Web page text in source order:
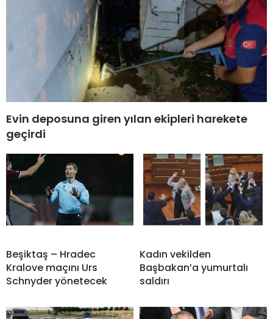
Evin deposuna giren yılan ekipleri harekete
geçirdi
Beşiktaş – Hradec
Kralove maçını Urs
Schnyder yönetecek
Kadın vekilden
Başbakan’a yumurtalı
saldırı